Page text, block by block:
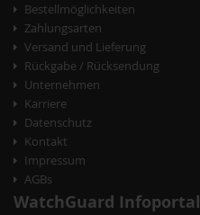
i
g
a
t
i
o
n
Bestellmöglichkeiten
Zahlungsarten
Versand und Lieferung
Rückgabe / Rücksendung
Unternehmen
Karriere
Datenschutz
Kontakt
Impressum
AGBs
WatchGuard Infoportal